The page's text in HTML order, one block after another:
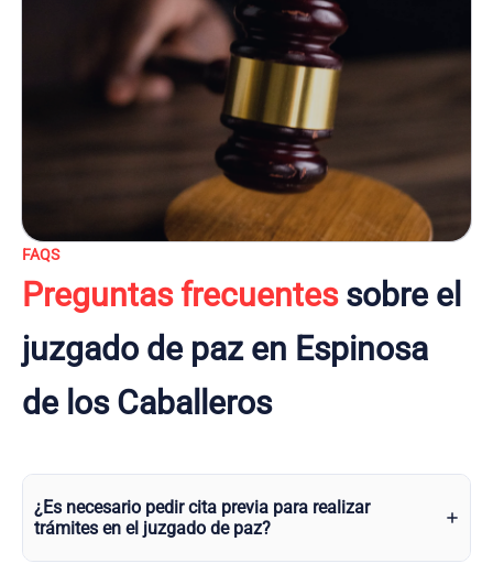
FAQS
Preguntas frecuentessobre el
juzgado de paz en Espinosa
de los Caballeros
¿Es necesario pedir cita previa para realizar
trámites en el juzgado de paz?